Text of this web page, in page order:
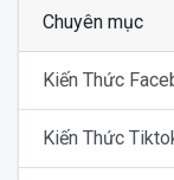
Chuyên mục
Kiến Thức
Kiến Thức